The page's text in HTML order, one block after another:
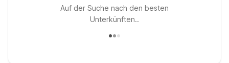
Auf der Suche nach den besten
Unterkünften..